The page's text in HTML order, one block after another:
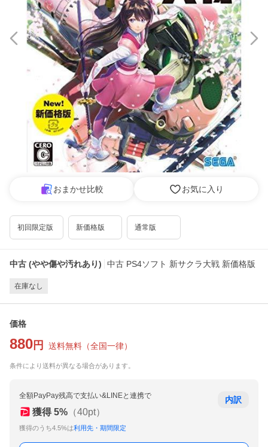
おまかせ比較 お気に入り
初回限定版 新価格版 通常版
中古 (やや傷や汚れあり) 中古 PS4ソフト 新サクラ大戦 新価格版
在庫なし
価格
880 円 送料無料 （全国一律）
条件により送料が異なる場合があります。
全額PayPay残高で支払い&LINEと連携で
獲得 5% （40pt）
獲得のうち4.5%は利用先・期間限定
内訳